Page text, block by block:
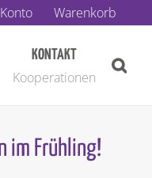
Warenkorb
KONTAKT
Kooperationen
im Frühling!